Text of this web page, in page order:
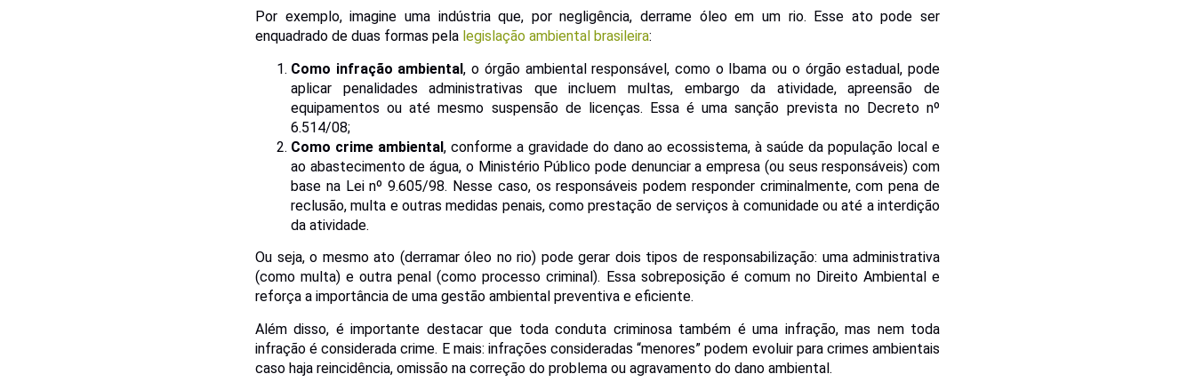
Por exemplo, imagine uma indústria que, por negligência, derrame óleo em um rio. Esse ato pode ser
enquadrado de duas formas pela legislação ambiental brasileira:
Como infração ambiental, o órgão ambiental responsável, como o Ibama ou o órgão estadual, pode
aplicar penalidades administrativas que incluem multas, embargo da atividade, apreensão de
equipamentos ou até mesmo suspensão de licenças. Essa é uma sanção prevista no Decreto nº
6.514/08;
Como crime ambiental, conforme a gravidade do dano ao ecossistema, à saúde da população local e
ao abastecimento de água, o Ministério Público pode denunciar a empresa (ou seus responsáveis) com
base na Lei nº 9.605/98. Nesse caso, os responsáveis podem responder criminalmente, com pena de
reclusão, multa e outras medidas penais, como prestação de serviços à comunidade ou até a interdição
da atividade.
Ou seja, o mesmo ato (derramar óleo no rio) pode gerar dois tipos de responsabilização: uma administrativa
(como multa) e outra penal (como processo criminal). Essa sobreposição é comum no Direito Ambiental e
reforça a importância de uma gestão ambiental preventiva e eficiente.
Além disso, é importante destacar que toda conduta criminosa também é uma infração, mas nem toda
infração é considerada crime. E mais: infrações consideradas “menores” podem evoluir para crimes ambientais
caso haja reincidência, omissão na correção do problema ou agravamento do dano ambiental.